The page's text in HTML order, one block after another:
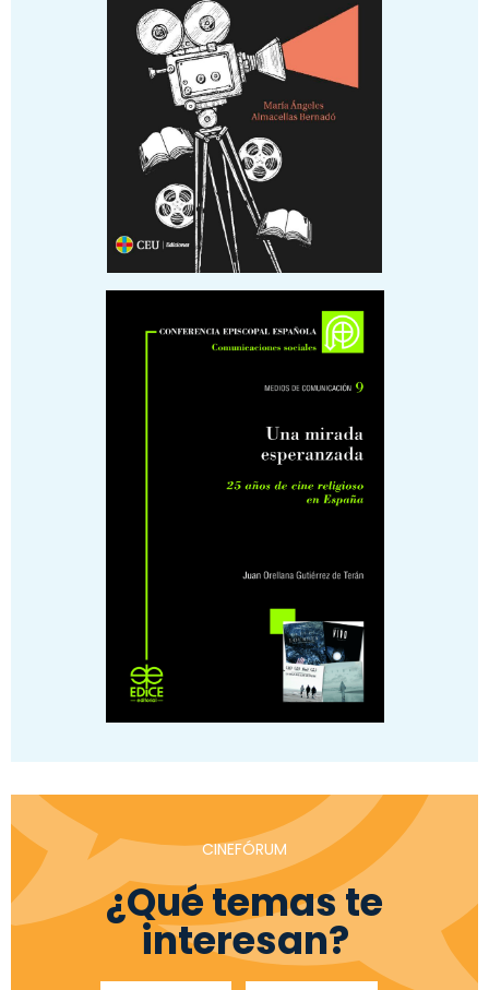
CINEFÓRUM
¿Qué temas te
interesan?